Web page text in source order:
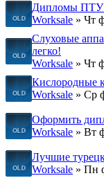
Дипломы ПТУ
Worksale » Чт
Слуховые
легко!
Worksale » Чт
Кислородные
Worksale » Ср
Оформить
Worksale » Вт
Лучшие
Worksale » Пн